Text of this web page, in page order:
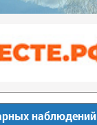
наблюдений